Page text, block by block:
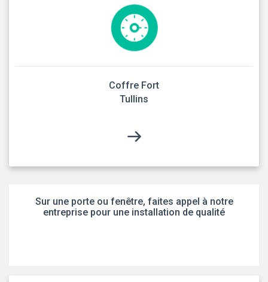
Coffre Fort
Tullins
Sur une porte ou fenêtre, faites appel à notre
entreprise pour une installation de qualité